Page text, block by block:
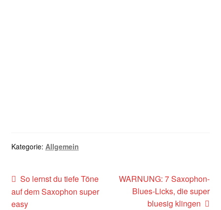
Kategorie: Allgemein
Beitragsnavigation
Vorheriger
Beitrag:
So lernst du tiefe Töne
auf dem Saxophon super
easy
Nächster
Beitrag:
WARNUNG: 7 Saxophon-
Blues-Licks, die super
bluesig klingen